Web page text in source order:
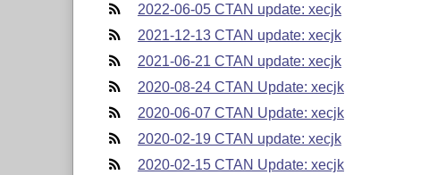
2022-06-05 CTAN update: xecjk
2021-12-13 CTAN update: xecjk
2021-06-21 CTAN update: xecjk
2020-08-24 CTAN Update: xecjk
2020-06-07 CTAN Update: xecjk
2020-02-19 CTAN update: xecjk
2020-02-15 CTAN Update: xecjk